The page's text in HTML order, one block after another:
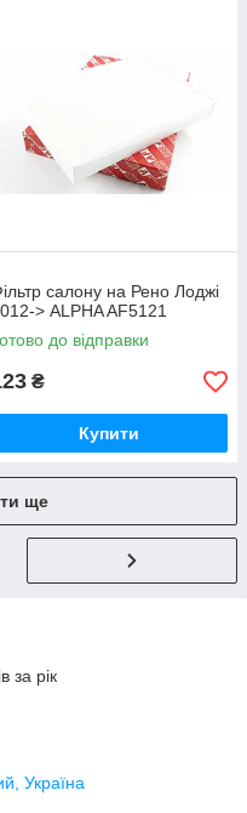
салону на Рено Лоджі
> ALPHA AF5121
до відправки
₴
Купити
ще
за рік
Україна